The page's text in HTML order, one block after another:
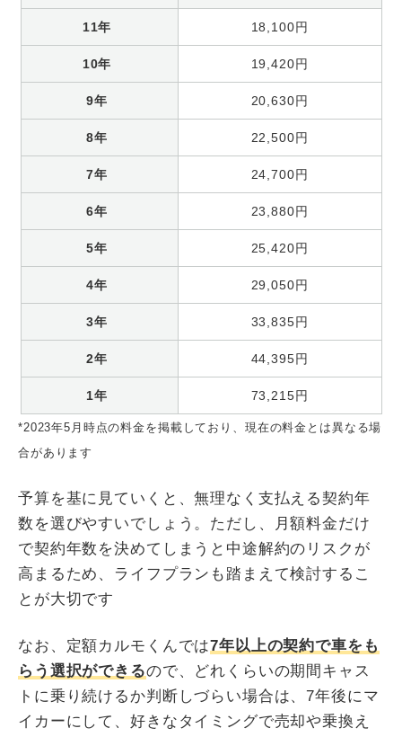
11年 18,100円
10年 19,420円
9年 20,630円
8年 22,500円
7年 24,700円
6年 23,880円
5年 25,420円
4年 29,050円
3年 33,835円
2年 44,395円
1年 73,215円
*2023年5月時点の料金を掲載しており、現在の料金とは異なる場
合があります
予算を基に見ていくと、無理なく支払える契約年
数を選びやすいでしょう。ただし、月額料金だけ
で契約年数を決めてしまうと中途解約のリスクが
高まるため、ライフプランも踏まえて検討するこ
とが大切です
なお、定額カルモくんでは7年以上の契約で車をも
らう選択ができるので、どれくらいの期間キャス
トに乗り続けるか判断しづらい場合は、7年後にマ
イカーにして、好きなタイミングで売却や乗換え